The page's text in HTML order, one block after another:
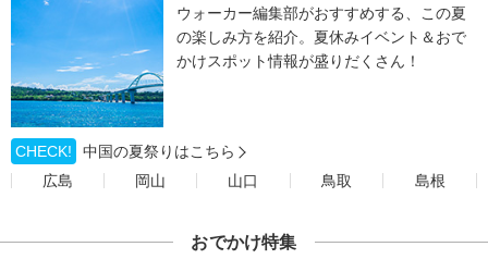
ウォーカー編集部がおすすめする、この夏
の楽しみ方を紹介。夏休みイベント＆おで
かけスポット情報が盛りだくさん！
CHECK!
中国の夏祭りはこちら
広島
岡山 山口 鳥取 島根
おでかけ特集